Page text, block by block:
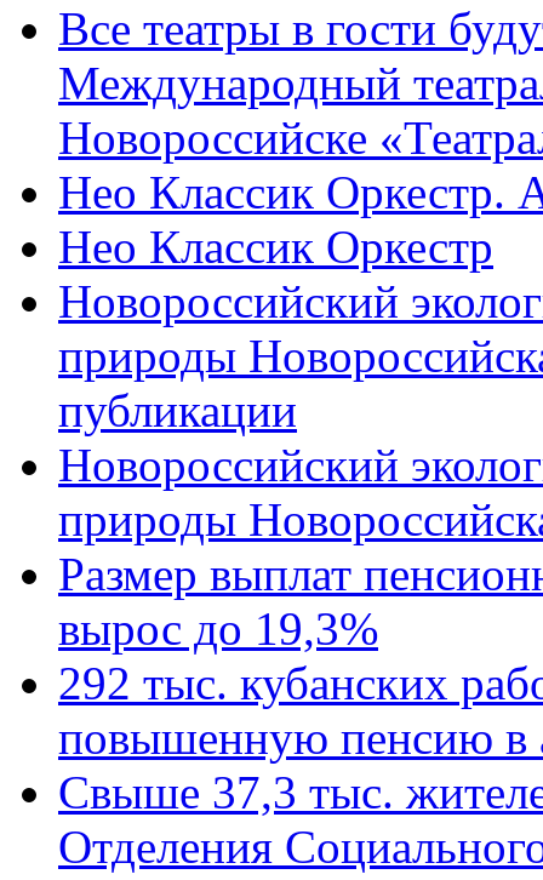
Все театры в гости
Международный
Новороссийске
Нео Классик Оркестр.
Нео Классик Оркестр
Новороссийский
природы
публикации
Новороссийский
природы
Размер выплат
вырос до 19,3%
292 тыс. кубанских
повышенную пенсию в
Свыше 37,3 тыс.
Отделения